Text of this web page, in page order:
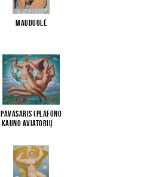
Mauduolė
Pavasaris (Plafono
Kauno Aviatorių